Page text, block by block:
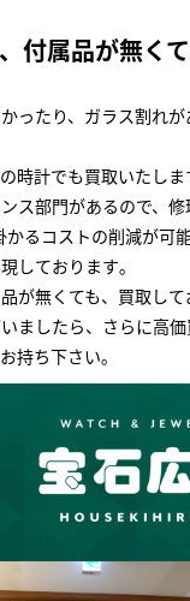
付属品が無く
ったり、ガラス割れ
時計でも買取いたしま
ス部門があるので、
るコストの削減が可
しております｡
が無くても、買取して
ましたら、さらに高
持ち下さい｡